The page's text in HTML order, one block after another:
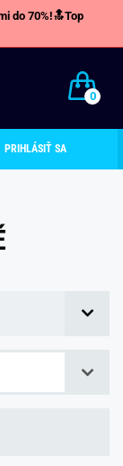
do 70%!🔝Top
0
PRIHLÁSIŤ SA